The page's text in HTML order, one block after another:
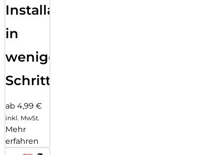
Installation
in
wenigen
Schritten
ab 4,99 €
inkl. MwSt.
Mehr
erfahren